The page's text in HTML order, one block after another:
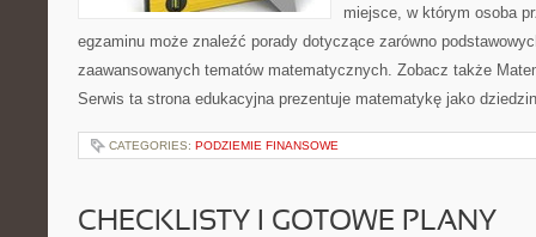
miejsce, w którym osoba
egzaminu może znaleźć porady dotyczące zarówno
zaawansowanych tematów matematycznych. Zobacz także
Serwis ta strona edukacyjna prezentuje matematykę jako
CATEGORIES: PODZIEMIE FINANSOWE
CHECKLISTY I GOTOWE PLANY